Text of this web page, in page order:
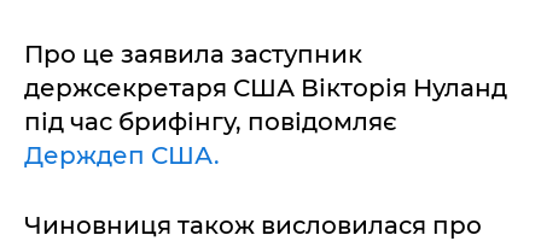
Про це заявила заступник
держсекретаря США Вікторія Нуланд
під час брифінгу, повідомляє
Держдеп США.
Чиновниця також висловилася про